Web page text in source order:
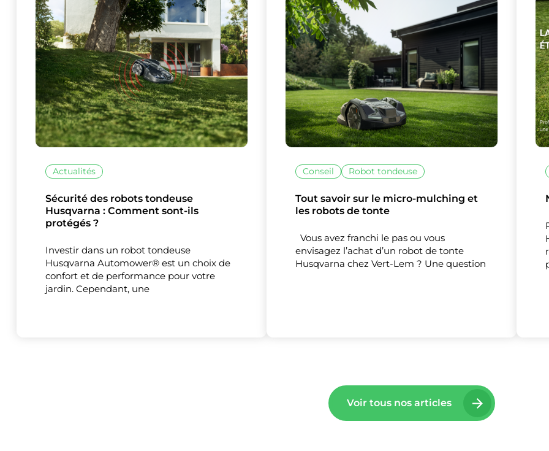
Ce site utilise des cookies et vous donne le contrôle
vous souhaitez activer
Nos partenaires(1)
Actualités
Sécurité des robots tondeuse
Husqvarna : Comment sont-ils
protégés ?
Investir dans un robot tondeuse
Husqvarna Automower® est un choix de
confort et de performance pour votre
jardin. Cependant, une
Conseil Robot tondeuse
Tout savoir sur le micro-mulching et
les robots de tonte
Vous avez franchi le pas ou vous
envisagez l’achat d’un robot de tonte
Husqvarna chez Vert-Lem ? Une question
Voir tous nos articles